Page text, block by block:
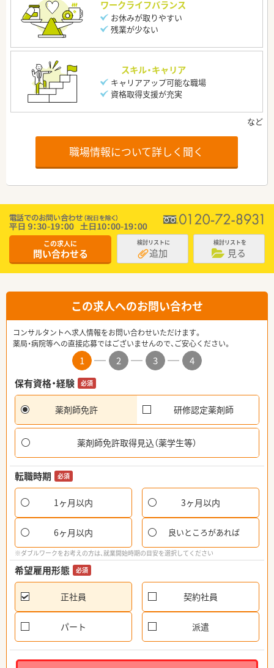
ワークライフバランス
お休みが取りやすい
残業が少ない
スキル・キャリア
キャリアアップ可能な職場
資格取得支援が充実
職場情報について詳しく聞く
この求人に
問い合わせる
検討リストに
追加
検討リストを
見る
この求人へのお問い合わせ
コンサルタントへ求人情報をお問い合わせいただけます。
薬局・病院等への直接応募ではございませんので、ご安心ください。
1 2 3
4
保有資格・経験
必須
薬剤師免許 研修認定薬剤師
薬剤師免許取得見込（薬学生等）
転職時期 必須
1ヶ月以内 3ヶ月以内
6ヶ月以内 良いところがあれば
※ダブルワークをお考えの方は、就業開始時期の目安を選択してください
希望雇用形態 必須
正社員 契約社員
パート 派遣